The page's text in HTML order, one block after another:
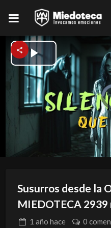
is
Play
Video
Susurros desde la
MIEDOTECA 2939
1 año hace 0